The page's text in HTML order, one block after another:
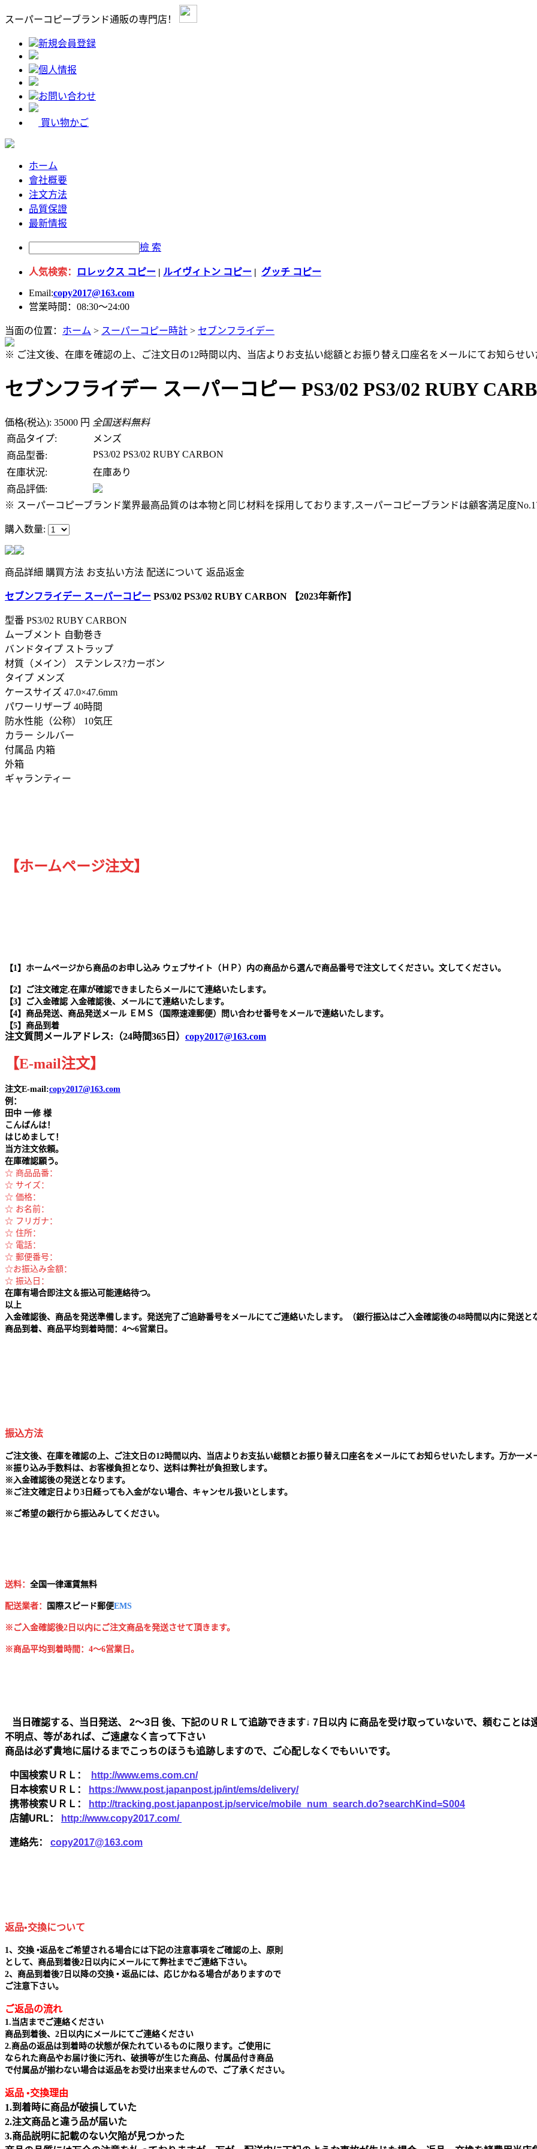
スーパーコピーブランド通販の専門店！
新規会員登録
個人情报
お問い合わせ
買い物かご
ホーム
會社概要
注文方法
品質保證
最新情报
檢 索
人気検索： ロレックス コピー | ルイヴィトン コピー | グッチ コピー
Email:copy2017@163.com
営業時間：08:30～24:00
当面の位置： ホーム > スーパーコピー時計 > セブンフライデー
※ ご注文後、在庫を確認の上、ご注文日の12時間以内、当店よりお支払い総額とお振り替え口座名をメールにてお知らせい
セブンフライデー スーパーコピー PS3/02 PS3/02 RUBY
価格(税込): 35000 円 全国送料無料
商品タイプ:
メンズ
商品型番:
PS3/02 PS3/02 RUBY CARBON
在庫状況:
在庫あり
商品評価:
※ スーパーコピーブランド業界最高品質のは本物と同じ材料を採用しております,スーパーコピーブランドは顧客満足度No.1
購入数量:
商品詳細 購買方法 お支払い方法 配送について 返品返金
セブンフライデー スーパーコピー PS3/02 PS3/02 RUBY CARBON 【2023年新作】
型番 PS3/02 RUBY CARBON
ムーブメント 自動巻き
バンドタイプ ストラップ
材質（メイン） ステンレス?カーボン
タイプ メンズ
ケースサイズ 47.0×47.6mm
パワーリザーブ 40時間
防水性能（公称） 10気圧
カラー シルバー
付属品 内箱
外箱
ギャランティー
【ホームページ注文】
【1】ホームページから商品のお申し込み ウェブサイト（ＨＰ）内の商品から選んで商品番号で注文してください。文してください。
【2】ご注文確定.在庫が確認できましたらメールにて連絡いたします。
【3】ご入金確認 入金確認後、メールにて連絡いたします。
【4】商品発送、商品発送メール ＥＭＳ（国際速達郵便）問い合わせ番号をメールで連絡いたします。
【5】商品到着
注文質問メールアドレス:（24時間365日） copy2017@163.com
【E-mail注文】
注文E-mail:copy2017@163.com
例：
田中 一修 様
こんばんは！
はじめまして！
当方注文依頼。
在庫確認願う。
☆ 商品品番：
☆ サイズ：
☆ 価格：
☆ お名前：
☆ フリガナ：
☆ 住所：
☆ 電話：
☆ 郵便番号：
☆お振込み金額：
☆ 振込日：
在庫有場合即注文＆振込可能連絡待つ。
以上
入金確認後、商品を発送準備します。発送完了ご追跡番号をメールにてご連絡いたします。（銀行振込はご入金確認後の48時間以内に発送と
商品到着、商品平均到着時間：4～6営業日。
振込方法
ご注文後、在庫を確認の上、ご注文日の12時間以内、当店よりお支払い総額とお振り替え口座名をメールにてお知らせいたします。万か一メ
※振り込み手数料は、お客様負担となり、送料は弊社が負担致します。
※ 入金確認後の発送となります。
※ ご注文確定日より3日経っても入金がない場合、キャンセル扱いとします。
※ ご希望の銀行から振込みしてください。
送料： 全国一律運賃無料
配送業者： 国 際スピード郵便EMS
※ご入金確認後2日以内にご注文商品を発送させて頂きます。
※商品平均到着時間：4～6営業日。
当日確認する、当日発送、 2～3日 後、下記のＵＲＬて追跡できます↓ 7日以内 に商品を受け取っていないで、頼むこと
不明点、等があれば、ご遠慮なく言って下さい
商品は必ず貴地に届けるまでこっちのほうも追跡しますので、ご心配しなくでもいいです。
中国検索ＵＲＬ：
http://www.ems.com.cn/
日本検索ＵＲＬ：
https://www.post.japanpost.jp/int/ems/delivery/
携帯検索ＵＲＬ：
http://tracking.post.japanpost.jp/service/mobile_num_search.do?searchKind=S004
店舗URL：
http://www.copy2017.com/
連絡先： copy2017@163.com
返品•交換について
1、交換 •返品をご希望される場合には下記の注意事項をご確認の上、原則
として、商品到着後2日以内にメールにて弊社までご連絡下さい。
2、商品到着後7日以降の交換 • 返品には、応じかねる場合がありますので
ご注意下さい。
ご返品の流れ
1.当店までご連絡ください
商品到着後、2日以内にメールにてご連絡ください
2.商品の返品は到着時の状態が保たれているものに限ります。ご使用に
なられた商品やお届け後に汚れ、破損等が生じた商品、付属品付き商品
で付属品が揃わない場合は返品をお受け出来ませんので、ご了承ください。
返品 •交換理由
1.到着時に商品が破損していた
2.注文商品と違う品が届いた
3.商品説明に記載のない欠陥が見つかった